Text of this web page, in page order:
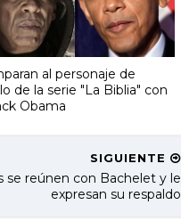
al personaje de
de la serie "La Biblia" con
Obama
SIGUIENTE
se reúnen con Bachelet y le
expresan su respaldo